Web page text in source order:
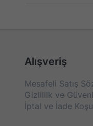
Alışveriş
Mesafeli Satış
Gizlililk ve
İptal ve İade